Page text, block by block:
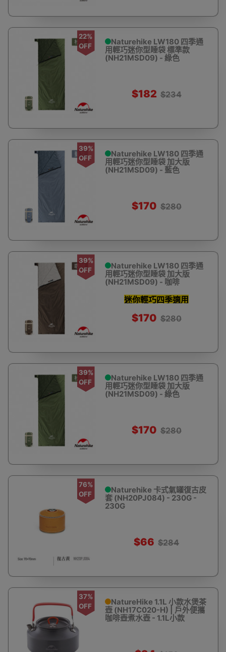
22%
OFF
Naturehike LW180 四季通
用輕巧迷你型睡袋 標準款
(NH21MSD09) - 綠色
$182 $234
39%
OFF
Naturehike LW180 四季通
用輕巧迷你型睡袋 加大版
(NH21MSD09) - 藍色
$170 $280
39%
OFF
Naturehike LW180 四季通
用輕巧迷你型睡袋 加大版
(NH21MSD09) - 咖啡
迷你輕巧四季適用
$170 $280
39%
OFF
Naturehike LW180 四季通
用輕巧迷你型睡袋 加大版
(NH21MSD09) - 綠色
$170 $280
76%
OFF
Naturehike 卡式氣罐復古皮
套 (NH20PJ084) - 230G -
230G
$66 $284
37%
OFF
NatureHike 1.1L 小款水煲茶
壺 (NH17C020-H) | 戶外便攜
咖啡壺煮水壺 - 1.1L小款